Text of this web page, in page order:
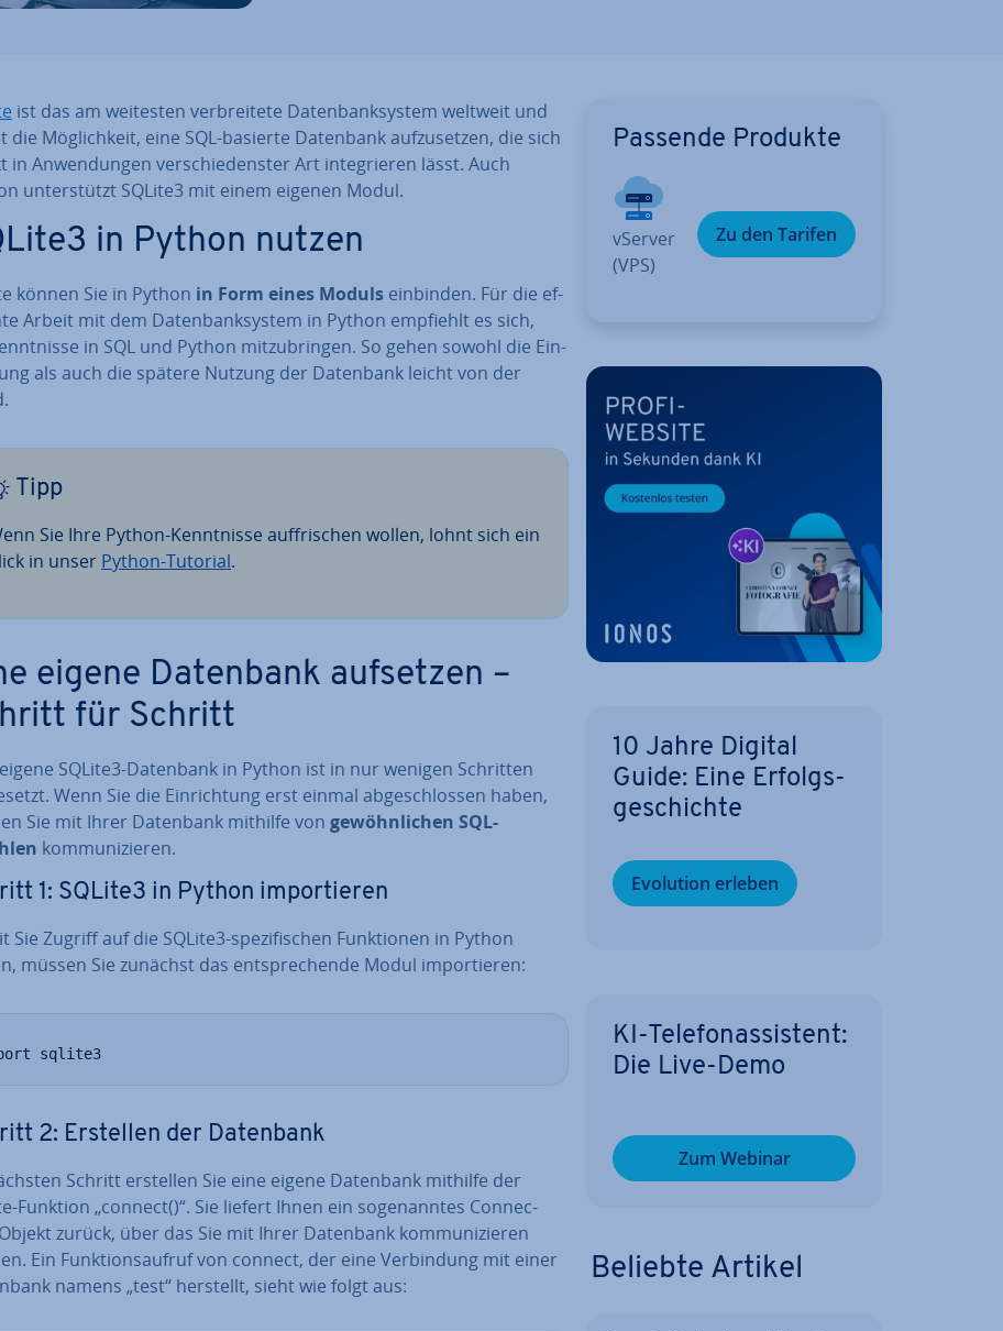
ist das am weitesten ver­brei­te­te Da­ten­bank­sys­tem weltweit und
die Mög­lich­keit, eine SQL-basierte Datenbank auf­zu­set­zen, die sich
in An­wen­dun­gen ver­schie­dens­ter Art in­te­grie­ren lässt. Auch
un­ter­stützt SQLite3 mit einem eigenen Modul.
in Python nutzen
können Sie in Python in Form eines Moduls einbinden. Für die ef­
Arbeit mit dem Da­ten­bank­sys­tem in Python empfiehlt es sich,
in SQL und Python mit­zu­brin­gen. So gehen sowohl die Ein­
als auch die spätere Nutzung der Datenbank leicht von der
Tipp
Sie Ihre Python-Kennt­nis­se auf­fri­schen wollen, lohnt sich ein
in unser Python-Tutorial.
eigene Datenbank aufsetzen –
für Schritt
SQLite3-Datenbank in Python ist in nur wenigen Schritten
Wenn Sie die Ein­rich­tung erst einmal ab­ge­schlos­sen haben,
Sie mit Ihrer Datenbank mithilfe von ge­wöhn­li­chen SQL-
kom­mu­ni­zie­ren.
1: SQLite3 in Python im­por­tie­ren
Sie Zugriff auf die SQLite3-spe­zi­fi­schen Funk­tio­nen in Python
müssen Sie zunächst das ent­spre­chen­de Modul im­por­tie­ren:
sqlite3
2: Erstellen der Datenbank
Schritt erstellen Sie eine eigene Datenbank mithilfe der
Funktion „connect()“. Sie liefert Ihnen ein so­ge­nann­tes Con­nec­
zurück, über das Sie mit Ihrer Datenbank kom­mu­ni­zie­ren
Ein Funk­ti­ons­auf­ruf von connect, der eine Ver­bin­dung mit einer
namens „test“ herstellt, sieht wie folgt aus:
Passende Produkte
vServer
(VPS)
Zu den Tarifen
10 Jahre Digital
Guide: Eine Er­folgs­
ge­schich­te
Evolution erleben
KI-Te­le­fon­as­sis­tent:
Die Live-Demo
Zum Webinar
Beliebte Artikel